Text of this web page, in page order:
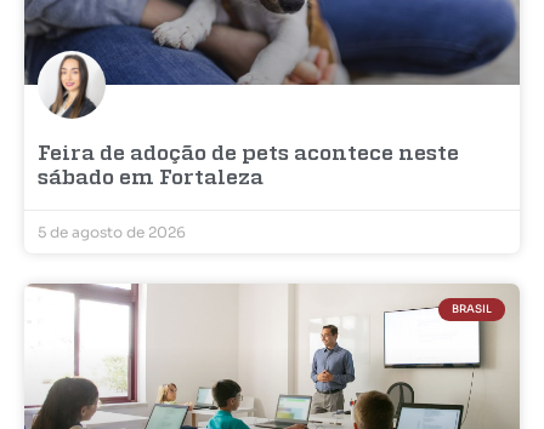
Feira de adoção de pets acontece neste
sábado em Fortaleza
5 de agosto de 2026
BRASIL